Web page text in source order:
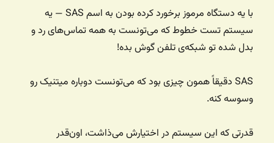
با یه دستگاه مرموز برخورد کرده بودن به اسم SAS — یه
سیستم تست خطوط که می‌تونست به همه تماس‌های رد و
بدل شده تو شبکه‌ی تلفن گوش بده!
SAS دقیقاً همون چیزی بود که می‌تونست دوباره میتنیک رو
وسوسه کنه.
قدرتی که این سیستم در اختیارش می‌ذاشت، اون‌قدر